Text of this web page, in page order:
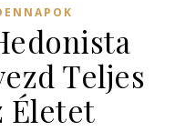
Teljes
Életet